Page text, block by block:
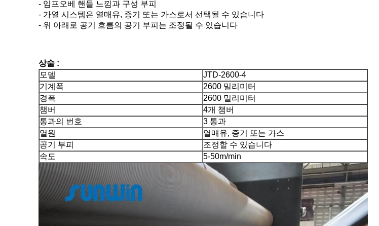
- 임프오베 핸들 느낌과 구성 부피
- 가열 시스템은 열매유, 증기 또는 가스로서 선택될 수 있습니다
- 위 아래로 공기 흐름의 공기 부피는 조정될 수 있습니다
상술 :
모델
JTD-2600-4
기계폭
2600 밀리미터
경폭
2600 밀리미터
챔버
4개 챔버
통과의 번호
3 통과
열원
열매유, 증기 또는 가스
공기 부피
조정할 수 있습니다
속도
5-50m/min